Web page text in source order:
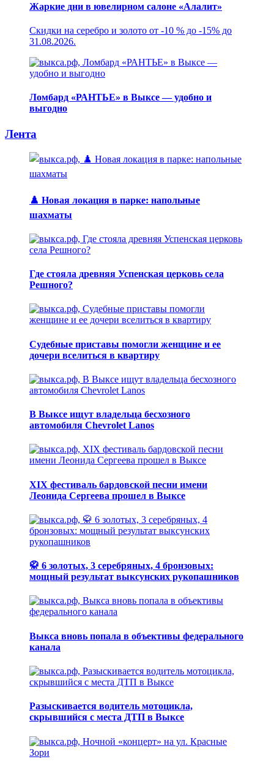
Жаркие дни в ювелирном салоне «Алалит»
Скидки на серебро и золото от -10 % до -15% до
31.08.2026.
Ломбард «РАНТЬЕ» в Выксе — удобно и
выгодно
Лента
♟️ Новая локация в парке: напольные
шахматы
Где стояла древняя Успенская церковь села
Решного?
Судебные приставы помогли женщине и ее
дочери вселиться в квартиру
В Выксе ищут владельца бесхозного
автомобиля Chevrolet Lanos
XIX фестиваль бардовской песни имени
Леонида Сергеева прошел в Выксе
🥋 6 золотых, 3 серебряных, 4 бронзовых:
мощный результат выксунских рукопашников
Выкса вновь попала в объективы федерального
канала
Разыскивается водитель мотоцикла,
скрывшийся с места ДТП в Выксе